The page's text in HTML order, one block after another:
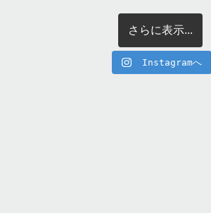
さらに表示...
Instagramへ